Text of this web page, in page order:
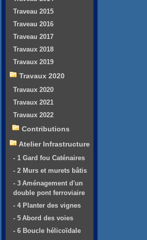
Traveau 2015
Traveau 2016
Traveau 2017
Travaux 2018
Travaux 2019
Travaux 2020
Travaux 2020
Travaux 2021
Travaux 2022
Contributions
Atelier Infrastructure
- 1 Gard fou Caténaires
- 2 Murs et murets bâtis
- 3 Aménagement d'un
double pont ferroviaire
- 4 Planter des vignes
- 5 Abord des voies
- 6 Boucle hélicoïdale